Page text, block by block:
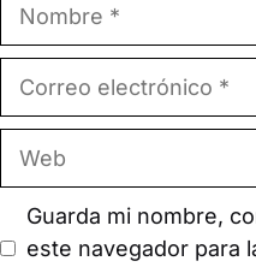
Correo
Guarda mi nombre,
este navegador para